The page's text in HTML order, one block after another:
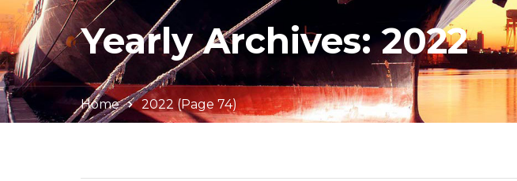
Yearly Archives: 2022
Home 2022 (Page 74)